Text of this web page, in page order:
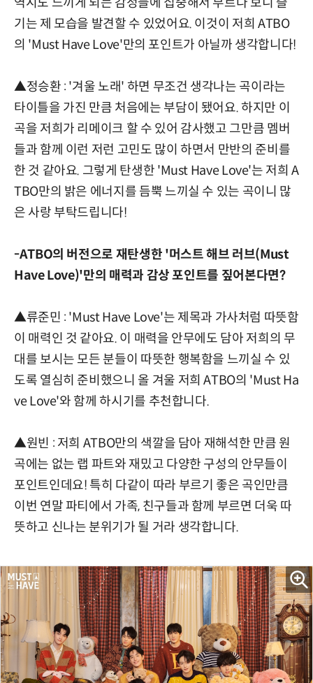
기는 제 모습을 발견할 수 있었어요. 이것이 저희 ATBO
의 'Must Have Love'만의 포인트가 아닐까 생각합니다!
▲정승환 : '겨울 노래' 하면 무조건 생각나는 곡이라는
타이틀을 가진 만큼 처음에는 부담이 됐어요. 하지만 이
곡을 저희가 리메이크 할 수 있어 감사했고 그만큼 멤버
들과 함께 이런 저런 고민도 많이 하면서 만반의 준비를
한 것 같아요. 그렇게 탄생한 'Must Have Love'는 저희 A
TBO만의 밝은 에너지를 듬뿍 느끼실 수 있는 곡이니 많
은 사랑 부탁드립니다!
-ATBO의 버전으로 재탄생한 '머스트 해브 러브(Must
Have Love)'만의 매력과 감상 포인트를 짚어본다면?
▲류준민 : 'Must Have Love'는 제목과 가사처럼 따뜻함
이 매력인 것 같아요. 이 매력을 안무에도 담아 저희의 무
대를 보시는 모든 분들이 따뜻한 행복함을 느끼실 수 있
도록 열심히 준비했으니 올 겨울 저희 ATBO의 'Must Ha
ve Love'와 함께 하시기를 추천합니다.
▲원빈 : 저희 ATBO만의 색깔을 담아 재해석한 만큼 원
곡에는 없는 랩 파트와 재밌고 다양한 구성의 안무들이
포인트인데요! 특히 다같이 따라 부르기 좋은 곡인만큼
이번 연말 파티에서 가족, 친구들과 함께 부르면 더욱 따
뜻하고 신나는 분위기가 될 거라 생각합니다.